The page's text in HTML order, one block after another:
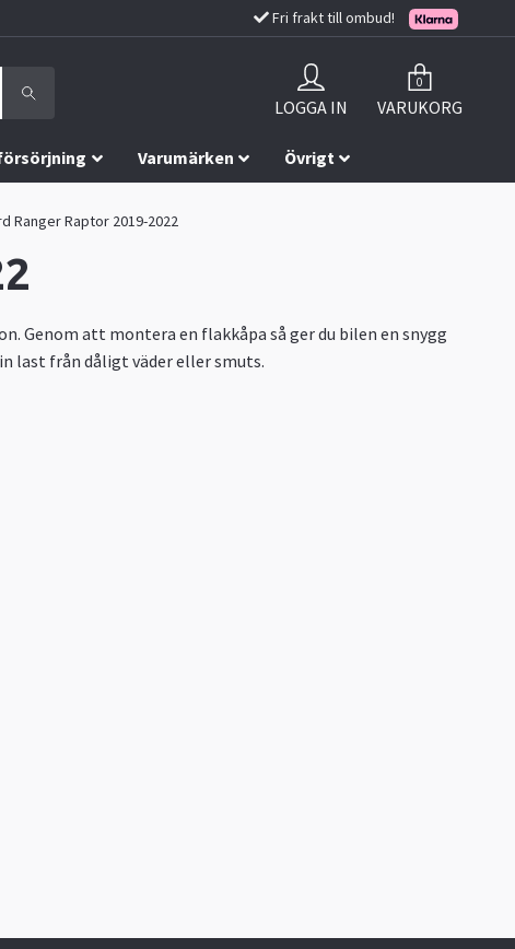
Fri frakt till ombud!
LOGGA IN
0
VARUKORG
Varumärken Övrigt
Ranger Raptor 2019-2022
Genom att montera en flakkåpa så ger du bilen en snygg
last från dåligt väder eller smuts.